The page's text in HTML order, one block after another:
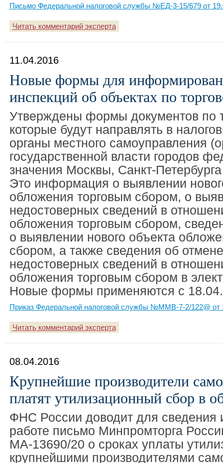
Письмо Федеральной налоговой службы №ЕД-3-15/679 от
Читать комментарий эксперта
11.04.2016
Новые формы для
инспекций об объектах по
Утверждены формы документов по
которые будут направлять в
органы местного самоуправления
государственной власти городов
значения Москвы, Санкт-
Это информация о выявлении
обложения торговым сбором, о
недостоверных сведений в
обложения торговым сбором,
о выявлении нового объекта
сбором, а также сведения об
недостоверных сведений в
обложения торговым сбором в
Новые формы применяются с
Приказ Федеральной налоговой службы №ММВ-7-2/122@ от
Читать комментарий эксперта
08.04.2016
Крупнейшие производители
платят утилизационный сбор в
ФНС России доводит для сведения
работе письмо Минпромторга
МА-13690/20 о сроках уплаты
крупнейшими производителями